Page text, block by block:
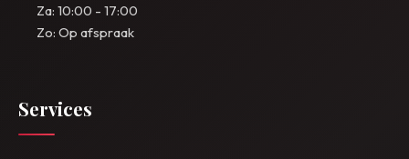
Za: 10:00 - 17:00
Zo: Op afspraak
Services